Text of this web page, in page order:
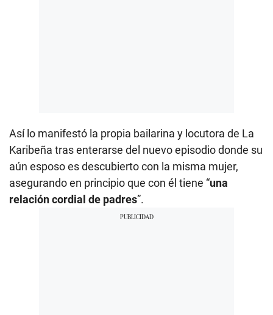
Así lo manifestó la propia bailarina y locutora de La
Karibeña tras enterarse del nuevo episodio donde su
aún esposo es descubierto con la misma mujer,
asegurando en principio que con él tiene “una
relación cordial de padres”.